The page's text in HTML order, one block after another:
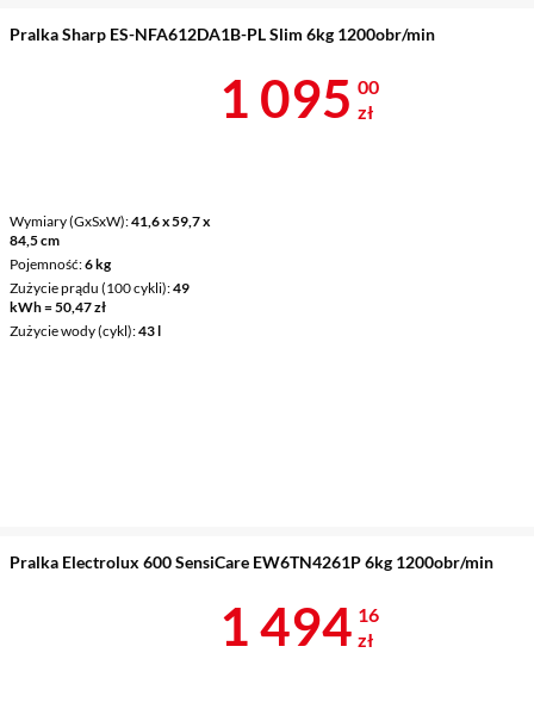
Pralka Sharp ES-NFA612DA1B-PL Slim 6kg 1200obr/min
Wymiary (GxSxW) 41,6 x 59,7 x
84,5 cm
Pojemność 6 kg
Zużycie prądu (100 cykli) 49
kWh = 50,47 zł
Zużycie wody (cykl) 43 l
Cena 1 095 zł
1 095 00
zł
Pralka Electrolux 600 SensiCare EW6TN4261P 6kg 1200obr/min
Cena 1
1 494 16
zł